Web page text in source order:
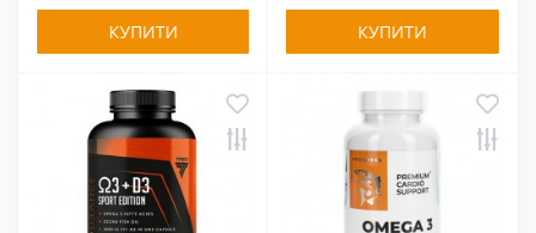
КУПИТИ КУПИТИ